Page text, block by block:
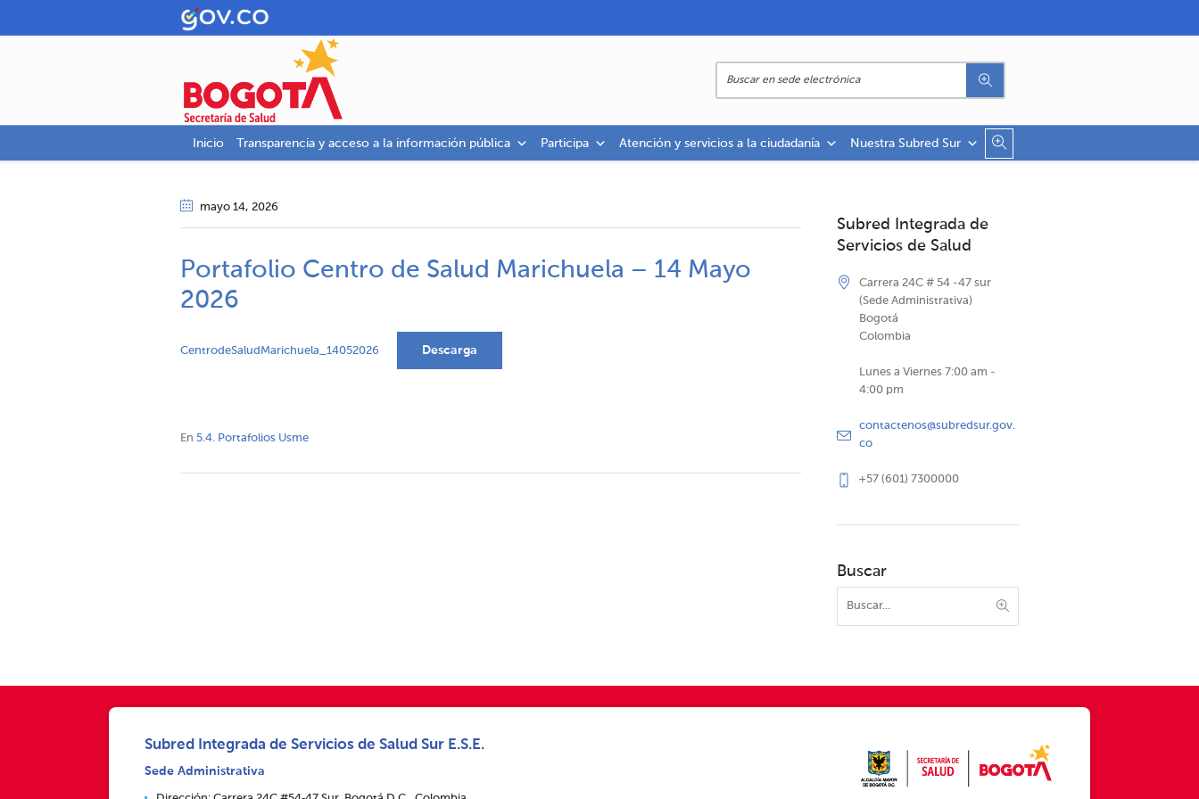
Inicio Transparencia y acceso a la información pública Participa Atención y servicios a la ciudadanía Nuestra Subred Sur
mayo 14, 2026
Portafolio Centro de Salud Marichuela – 14 Mayo
2026
CentrodeSaludMarichuela_14052026 Descarga
En 5.4. Portafolios Usme
Subred Integrada de
Servicios de Salud
Carrera 24C # 54 -47 sur
(Sede Administrativa)
Bogotá
Colombia
Lunes a Viernes 7:00 am -
4:00 pm
contactenos@subredsur.gov.
co
+57 (601) 7300000
Buscar
Subred Integrada de Servicios de Salud Sur E.S.E.
Sede Administrativa